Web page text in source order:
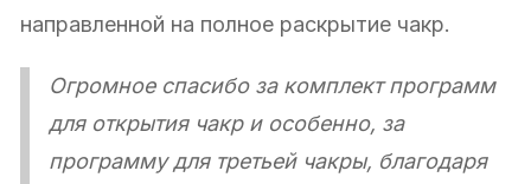
направленной на полное раскрытие чакр.
Огромное спасибо за комплект программ
для открытия чакр и особенно, за
программу для третьей чакры, благодаря